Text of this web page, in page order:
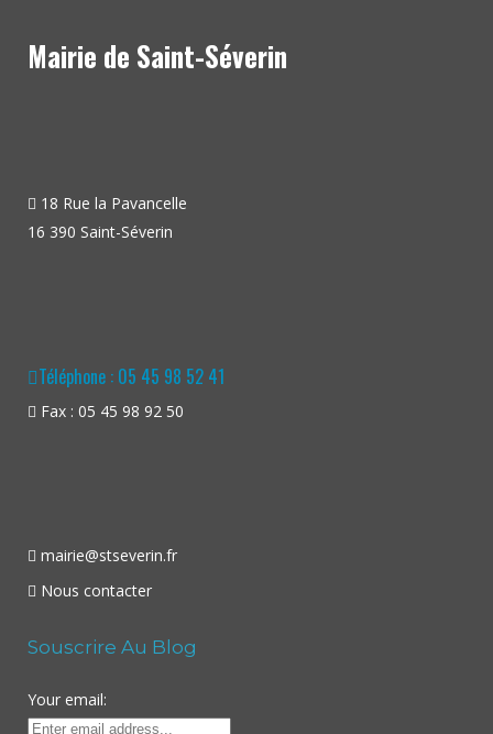
Mairie de Saint-Séverin
18 Rue la Pavancelle
16 390 Saint-Séverin
Téléphone : 05 45 98 52 41
Fax : 05 45 98 92 50
mairie@stseverin.fr
Nous contacter
Souscrire Au Blog
Your email: